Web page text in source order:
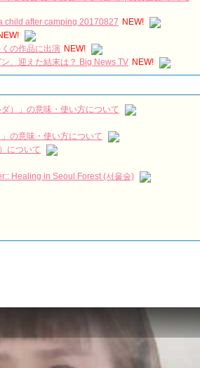
child after camping 20170827 NEW!
の作品に出演 NEW!
、迎えた結末は？ Big News TV NEW!
ン #その冬風が吹く#황금빛내인생 #신혜선 #그겨
언니&#39; (ft. 도여니의 학창시절) | 편 먹고 갈래
レンタル開始！
Jin-Crash Landing On You/ヒョンビン❤️ソンイ
ョンら同僚芸能人から慰めの言葉が続々 – Taka
）」の意味・使い方について
の意味・使い方について
について
Healing in Seoul Forest (서울숲)
いでしょ？” Big News TV
台本を見た瞬間惹かれた” 20180123
리고 그려도 (Miss You In My Heart)